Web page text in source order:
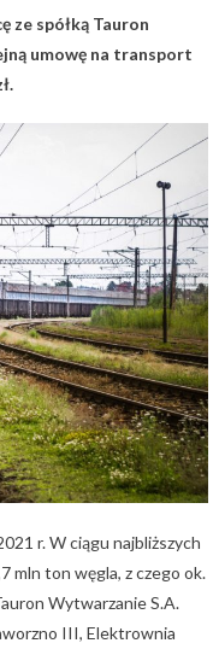
ze spółką Tauron
umowę na transport
r. W ciągu najbliższych
mln ton węgla, z czego ok.
Wytwarzanie S.A.
III, Elektrownia